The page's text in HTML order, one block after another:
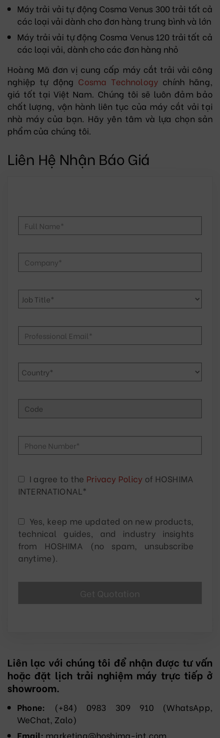
Máy trải vải tự động Cosma Venus 300 trải tất cả
các loại vải dành cho đơn hàng trung bình và lớn
Máy trải vải tự động Cosma Venus 120 trải tất cả
các loại vải, dành cho các đơn hàng nhỏ
Hoàng Mã đơn vị cung cấp máy cắt trải vải công
nghiệp tự động Cosma Technology chính hãng,
giá tốt tại Việt Nam. Chúng tôi sẽ luôn đảm bảo
chất lượng, vận hành liên tục của máy cắt vải tại
nhà máy của bạn. Hãy yên tâm và lựa chọn sản
phẩm của chúng tôi.
Liên Hệ Nhận Báo Giá
I agree to the Privacy Policy of HOSHIMA
INTERNATIONAL*
Yes, keep me updated on new products,
technical guides, and industry insights
from HOSHIMA (no spam, unsubscribe
anytime).
Liên lạc với chúng tôi để nhận được tư vấn
hoặc đặt lịch trải nghiệm máy trực tiếp ở
showroom.
Phone: (+84) 0983 309 910 (WhatsApp,
WeChat, Zalo)
Email: marketing@hoshima-int.com